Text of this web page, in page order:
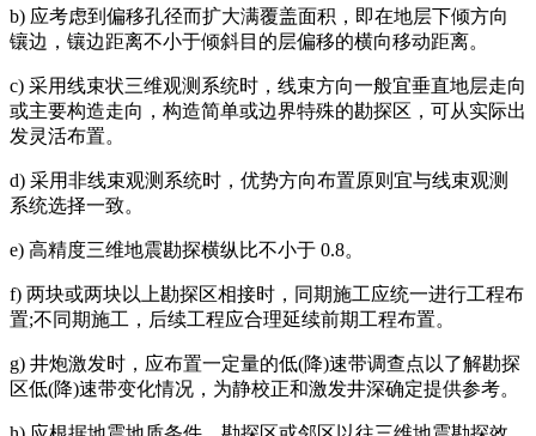
b) 应考虑到偏移孔径而扩大满覆盖面积，即在地层下倾方向
镶边，镶边距离不小于倾斜目的层偏移的横向移动距离。
c) 采用线束状三维观测系统时，线束方向一般宜垂直地层走向
或主要构造走向，构造简单或边界特殊的勘探区，可从实际出
发灵活布置。
d) 采用非线束观测系统时，优势方向布置原则宜与线束观测
系统选择一致。
e) 高精度三维地震勘探横纵比不小于 0.8。
f) 两块或两块以上勘探区相接时，同期施工应统一进行工程布
置;不同期施工，后续工程应合理延续前期工程布置。
g) 井炮激发时，应布置一定量的低(降)速带调查点以了解勘探
区低(降)速带变化情况，为静校正和激发井深确定提供参考。